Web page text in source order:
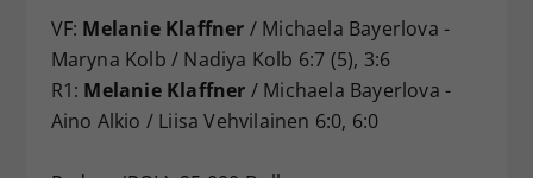
VF: Melanie Klaffner / Michaela Bayerlova -
Maryna Kolb / Nadiya Kolb 6:7 (5), 3:6
R1: Melanie Klaffner / Michaela Bayerlova -
Aino Alkio / Liisa Vehvilainen 6:0, 6:0